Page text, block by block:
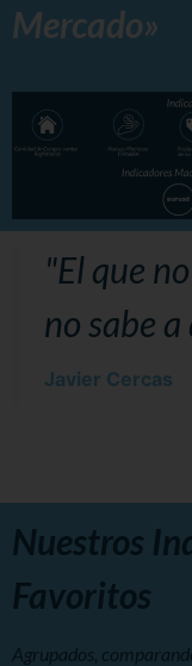
Mercado»
"El que
no sabe
Javier Cercas
Nuestros
Favoritos
Agrupados,